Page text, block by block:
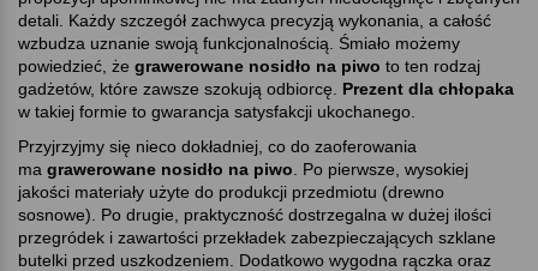
detali. Każdy szczegół zachwyca precyzją wykonania, a całość
wzbudza uznanie swoją funkcjonalnością. Śmiało możemy
powiedzieć, że grawerowane nosidło na piwo to ten rodzaj
gadżetów, które zawsze szokują odbiorcę. Prezent dla chłopaka
w takiej formie to gwarancja satysfakcji ukochanego.
Przyjrzyjmy się nieco dokładniej, co do zaoferowania
ma grawerowane nosidło na piwo . Po pierwsze, wysokiej
jakości materiały użyte do produkcji przedmiotu (drewno
sosnowe). Po drugie, praktyczność dostrzegalna w dużej ilości
przegródek i zawartości przekładek zabezpieczających szklane
butelki przed uszkodzeniem. Dodatkowo wygodna rączka oraz